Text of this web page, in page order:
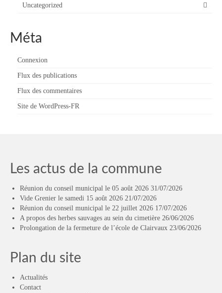
Uncategorized
Méta
Connexion
Flux des publications
Flux des commentaires
Site de WordPress-FR
Les actus de la commune
Réunion du conseil municipal le 05 août 2026 31/07/2026
Vide Grenier le samedi 15 août 2026 21/07/2026
Réunion du conseil municipal le 22 juillet 2026 17/07/2026
A propos des herbes sauvages au sein du cimetière 26/06/2026
Prolongation de la fermeture de l’école de Clairvaux 23/06/2026
Plan du site
Actualités
Contact